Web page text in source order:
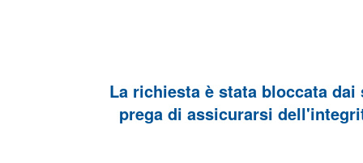
La richiesta è stata bloccata
prega di assicurarsi